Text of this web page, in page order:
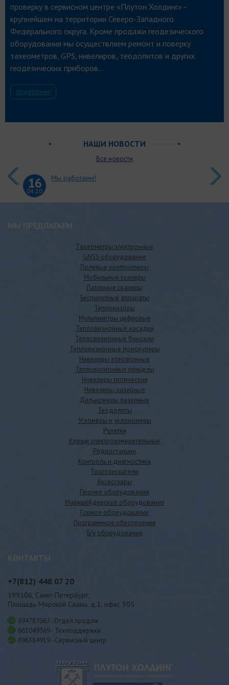
Термоанемометр для
В КОРЗИНУ
Термоанемометр для
измерения скорости ветра и
температуры СЕМ DT-318
9 208руб.
В КОРЗИНУ
проверку в сервисном центре «Плутон Холдинг» -
крупнейшем на территории Северо-Западного
Федерального округа. Кроме продажи геодезического
оборудования мы осуществляем ремонт и поверку
тахеометров, GPS, нивелиров, теодолитов и других
геодезических приборов...
подробнее
НАШИ НОВОСТИ
Все новости
16
04.20
Мы работаем!
МЫ ПРЕДЛАГАЕМ
Тахеометры электронные
GNSS оборудование
Полевые контроллеры
Мобильные сканеры
Лазерные сканеры
Беспилотные аппараты
Тепловизоры
Мультиметры цифровые
Тепловизионные насадки
Тепловизионные бинокли
Тепловизионные монокуляры
Нивелиры электронные
Тепловизионные прицелы
Нивелиры оптические
Нивелиры лазерные
Дальномеры лазерные
Теодолиты
Угломеры и уклономеры
Рулетки
Клещи электроизмерительные
Радиостанции
Контроль и диагностика
Трассоискатели
Аксессуары
Прочее оборудование
Маркшейдерское оборудование
Горное оборудование
Программное обеспечение
Б/у оборудование
КОНТАКТЫ
+7(812) 448 07 20
199106, Санкт-Петербург,
Площадь Морской Славы, д.1, офис 305
694787067 - Отдел продаж
661049369 - Техподдержка
696384919 - Сервисный центр